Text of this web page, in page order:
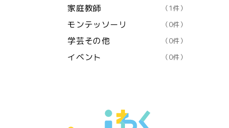
家庭教師 （1件）
モンテッソーリ （0件）
学芸その他 （0件）
イベント （0件）